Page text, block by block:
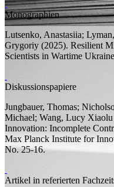
Monographien
Lutsenko, Anastasiia;
Grygoriy (2025). Resilient
Scientists in Wartime
Diskussionspapiere
Jungbauer, Thomas;
Michael; Wang, Lucy Xiaolu
Innovation: Incomplete
Max Planck Institute for
No. 25-16.
Artikel in referierten